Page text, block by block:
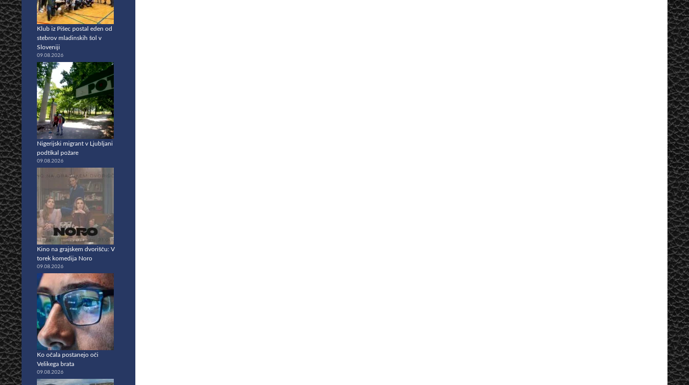
Klub iz Pišec postal eden od
stebrov mladinskih šol v
Sloveniji
09.08.2026
Nigerijski migrant v Ljubljani
podtikal požare
09.08.2026
Kino na grajskem dvorišču: V
torek komedija Noro
09.08.2026
Ko očala postanejo oči
Velikega brata
09.08.2026